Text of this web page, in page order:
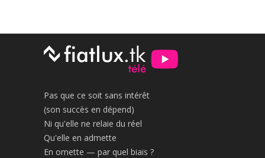
Pas que ce soit sans intérêt
(son succès en dépend)
Ni qu'elle ne relaie du réel
Qu'elle en admette
En omette — par quel biais ?